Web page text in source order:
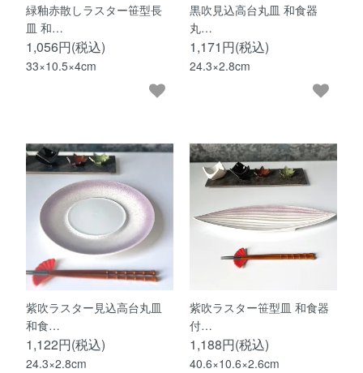
緑釉赤散しラスター笹型長
皿 和…
1,056円(税込)
33×10.5×4cm
黒吹見込高台丸皿 和食器
丸…
1,171円(税込)
24.3×2.8cm
紫吹ラスター見込高台丸皿
和食…
1,122円(税込)
24.3×2.8cm
紫吹ラスター笹型皿 和食器
付…
1,188円(税込)
40.6×10.6×2.6cm